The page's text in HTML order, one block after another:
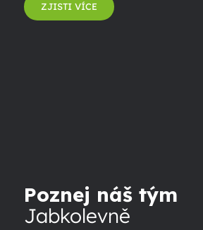
ZJISTI VÍCE
Poznej náš tým
Jabkolevně